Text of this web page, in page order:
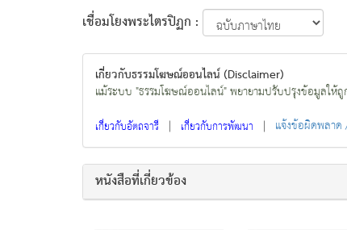
เชื่อมโยงพระไตรปิฏก :
เกี่ยวกับธรรมโฆษณ์ออนไลน์ (Disclaimer)
แม้ระบบ "ธรรมโฆษณ์ออนไลน์" พยายามปรับปรุงข้อมูลใ
เกี่ยวกับอัตถจารี | เกี่ยวกับการพัฒนา | แจ้งข้อผิดพลาด
หนังสือที่เกี่ยวข้อง